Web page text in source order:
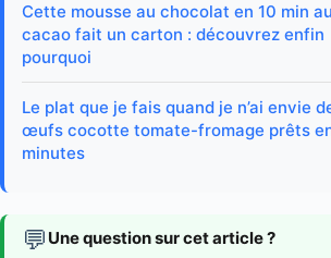
Cette mousse au chocolat en 10 min au
cacao fait un carton : découvrez enfin
pourquoi
Le plat que je fais quand je n’ai envie
œufs cocotte tomate-fromage prêts
minutes
💬 Une question sur cet article ?